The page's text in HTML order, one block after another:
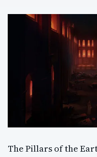
The Pillars of the